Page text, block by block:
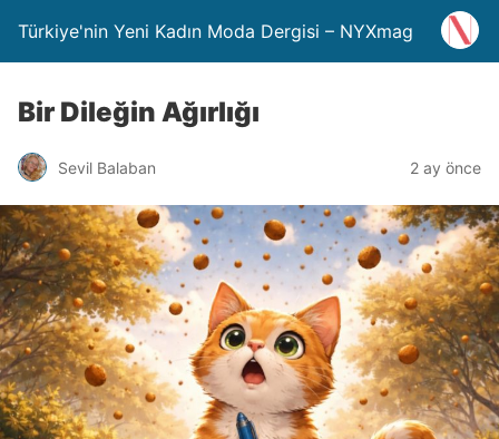
Türkiye'nin Yeni Kadın Moda Dergisi – NYXmag
Bir Dileğin Ağırlığı
Sevil Balaban 2 ay önce